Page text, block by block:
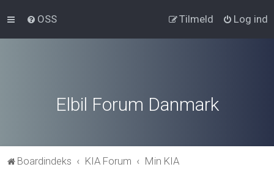
OSS Log ind
Tilmeld
Elbil Forum Danmark
Boardindeks KIA Forum Min KIA